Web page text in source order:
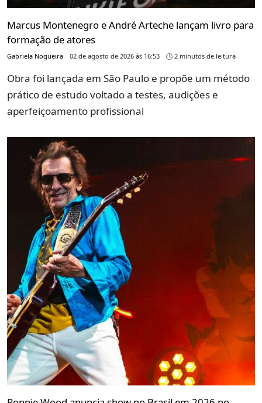
Marcus Montenegro e André Arteche lançam livro para
formação de atores
Gabriela Nogueira 02 de agosto de 2026 às 16:53 2 minutos de leitura
Obra foi lançada em São Paulo e propõe um método
prático de estudo voltado a testes, audições e
aperfeiçoamento profissional